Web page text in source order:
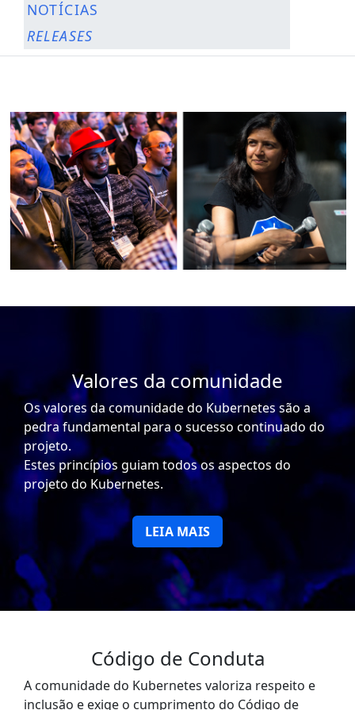
NOTÍCIAS
RELEASES
Valores da comunidade
Os valores da comunidade do Kubernetes são a
pedra fundamental para o sucesso continuado do
projeto.
Estes princípios guiam todos os aspectos do
projeto do Kubernetes.
LEIA MAIS
Código de Conduta
A comunidade do Kubernetes valoriza respeito e
inclusão e exige o cumprimento do Código de